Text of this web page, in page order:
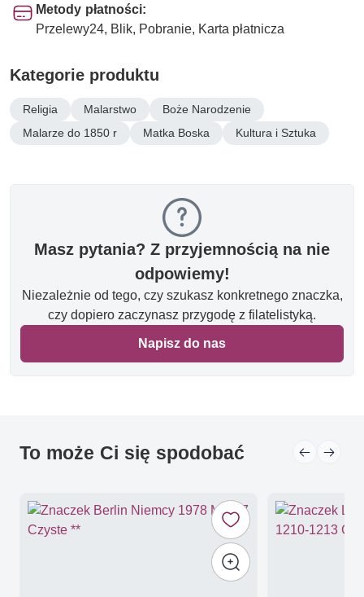
Metody płatności:
Przelewy24, Blik, Pobranie, Karta płatnicza
Kategorie produktu
Religia Malarstwo
Boże Narodzenie
Malarze do 1850 r
Matka Boska Kultura i Sztuka
Masz pytania? Z przyjemnością na nie
odpowiemy!
Niezależnie od tego, czy szukasz konkretnego znaczka,
czy dopiero zaczynasz przygodę z filatelistyką.
Napisz do nas
To może Ci się spodobać